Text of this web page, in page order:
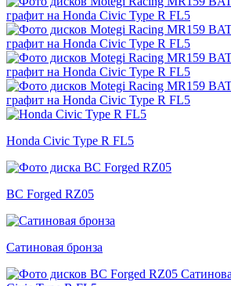
Honda Civic Type R FL5
BC Forged RZ05
Сатиновая бронза